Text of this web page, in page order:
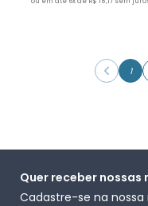
1
Quer receber nossas
Cadastre-se na nossa